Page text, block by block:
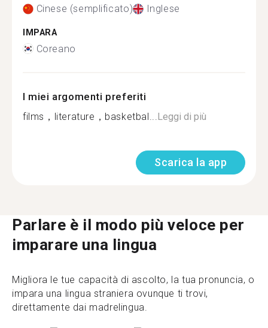
Cinese (semplificato) Inglese
IMPARA
Coreano
I miei argomenti preferiti
films，literature，basketbal... Leggi di più
Scarica la app
Parlare è il modo più veloce per
imparare una lingua
Migliora le tue capacità di ascolto, la tua pronuncia, o
impara una lingua straniera ovunque ti trovi,
direttamente dai madrelingua.